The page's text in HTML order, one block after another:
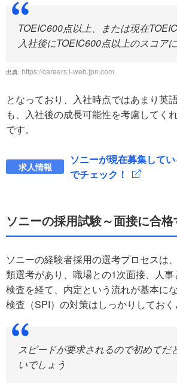
TOEIC600点以上、または現在
入社後にTOEIC600点以上のスコア
出典: https://careers.i-web.jpn.com
となっており、入社時点ではあまり英
も、入社後の成長可能性を考慮してく
です。
求人情報
ソニーが現在募集して
でチェック！
ソニーの採用試験～面接に合
ソニーの経験者採用の選考プロセスは
類選考があり、職場との1次面接、人
検査を経て、内定という流れが基本に
検査（SPI）の対策はしっかりしておく
スピードが要求されるので初めてだ
いでしょう